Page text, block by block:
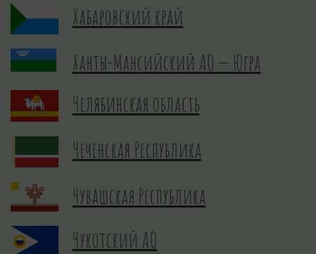
Хабаровский край
Ханты-Мансийский АО — Югра
Челябинская область
Чеченская Республика
Чувашская Республика
Чукотский АО